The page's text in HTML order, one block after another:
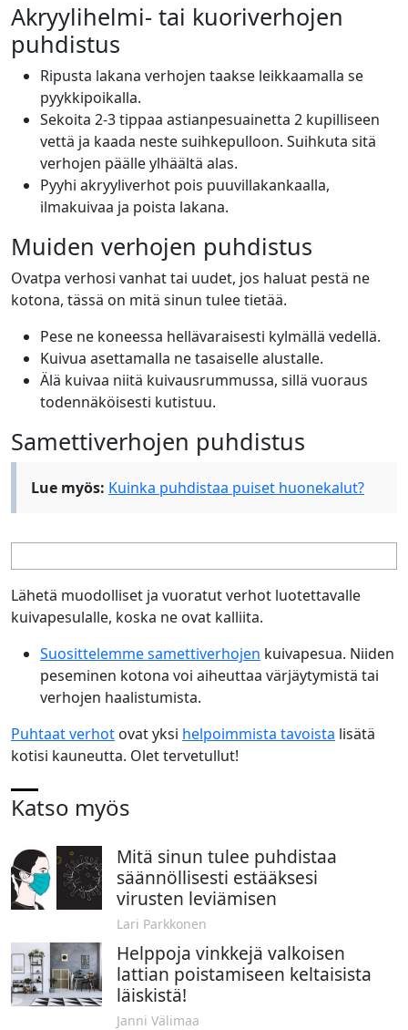
Akryylihelmi- tai kuoriverhojen
puhdistus
Ripusta lakana verhojen taakse leikkaamalla se
pyykkipoikalla.
Sekoita 2-3 tippaa astianpesuainetta 2 kupilliseen
vettä ja kaada neste suihkepulloon. Suihkuta sitä
verhojen päälle ylhäältä alas.
Pyyhi akryyliverhot pois puuvillakankaalla,
ilmakuivaa ja poista lakana.
Muiden verhojen puhdistus
Ovatpa verhosi vanhat tai uudet, jos haluat pestä ne
kotona, tässä on mitä sinun tulee tietää.
Pese ne koneessa hellävaraisesti kylmällä vedellä.
Kuivua asettamalla ne tasaiselle alustalle.
Älä kuivaa niitä kuivausrummussa, sillä vuoraus
todennäköisesti kutistuu.
Samettiverhojen puhdistus
Lue myös: Kuinka puhdistaa puiset huonekalut?
Lähetä muodolliset ja vuoratut verhot luotettavalle
kuivapesulalle, koska ne ovat kalliita.
Suosittelemme samettiverhojen kuivapesua. Niiden
peseminen kotona voi aiheuttaa värjäytymistä tai
verhojen haalistumista.
Puhtaat verhot ovat yksi helpoimmista tavoista lisätä
kotisi kauneutta. Olet tervetullut!
Katso myös
Mitä sinun tulee puhdistaa
säännöllisesti estääksesi
virusten leviämisen
Lari Parkkonen
Helppoja vinkkejä valkoisen
lattian poistamiseen keltaisista
läiskistä!
Janni Välimaa